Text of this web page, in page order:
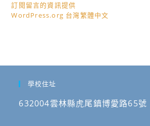
訂閱留言的資訊提供
WordPress.org 台灣繁體中文
學校住址
632004雲林縣虎尾鎮博愛路65號